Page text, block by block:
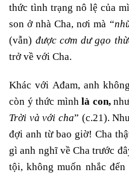
thức tình trạng nô lệ của
son ở nhà Cha, nơi mà “
(vẫn) được cơm dư gạo
trở về với Cha.
Khác với Ađam, anh
còn ý thức mìnhlà con,
Trời và với cha” (c.21).
đợi anh từ bao giờ! Cha
gì anh nghĩ về Cha trước
tội, không muốn nhắc